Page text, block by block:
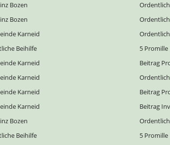
Bozen
Bozen
Karneid
Beihilfe 5 Promille
Karneid Beitrag
Karneid
Karneid Beitrag
Karneid Beitrag
Bozen
Beihilfe 5 Promille